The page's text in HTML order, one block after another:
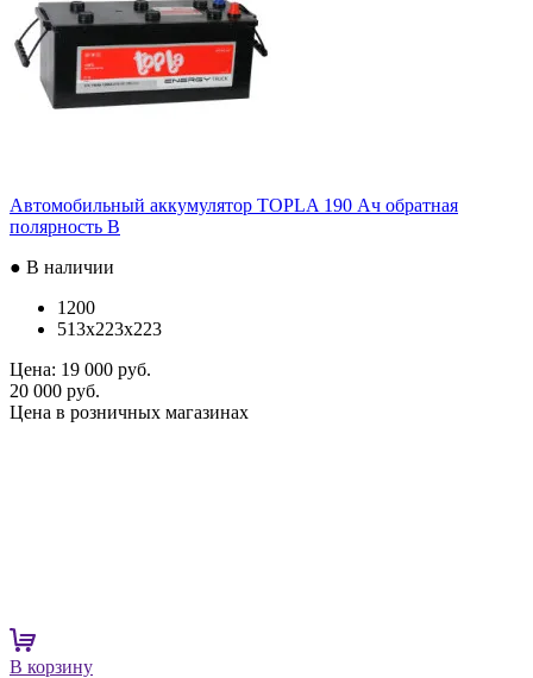
Автомобильный аккумулятор TOPLA 190 Ач обратная
полярность B
● В наличии
1200
513x223x223
Цена: 19 000 руб.
20 000 руб.
Цена в розничных магазинах
В корзину